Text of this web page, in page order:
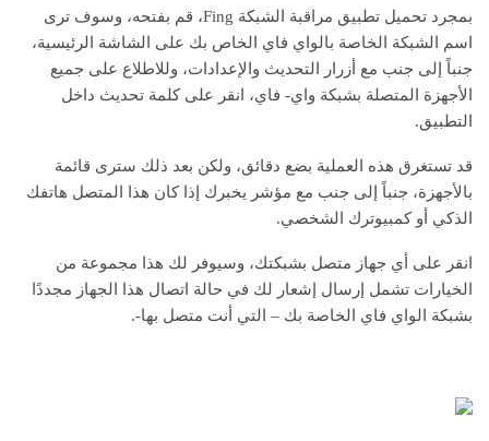
بمجرد تحميل تطبيق مراقبة الشبكة Fing، قم بفتحه، وسوف ترى
اسم الشبكة الخاصة بالواي فاي الخاص بك على الشاشة الرئيسية،
جنباً إلى جنب مع أزرار التحديث والإعدادات، وللاطلاع على جميع
الأجهزة المتصلة بشبكة واي- فاي، انقر على كلمة تحديث داخل
التطبيق.
قد تستغرق هذه العملية بضع دقائق، ولكن بعد ذلك سترى قائمة
بالأجهزة، جنباً إلى جنب مع مؤشر يخبرك إذا كان هذا المتصل هاتفك
الذكي أو كمبيوترك الشخصي.
انقر على أي جهاز متصل بشبكتك، وسيوفر لك هذا مجموعة من
الخيارات تشمل إرسال إشعار لك في حالة اتصال هذا الجهاز مجددًا
بشبكة الواي فاي الخاصة بك – التي أنت متصل بها-.